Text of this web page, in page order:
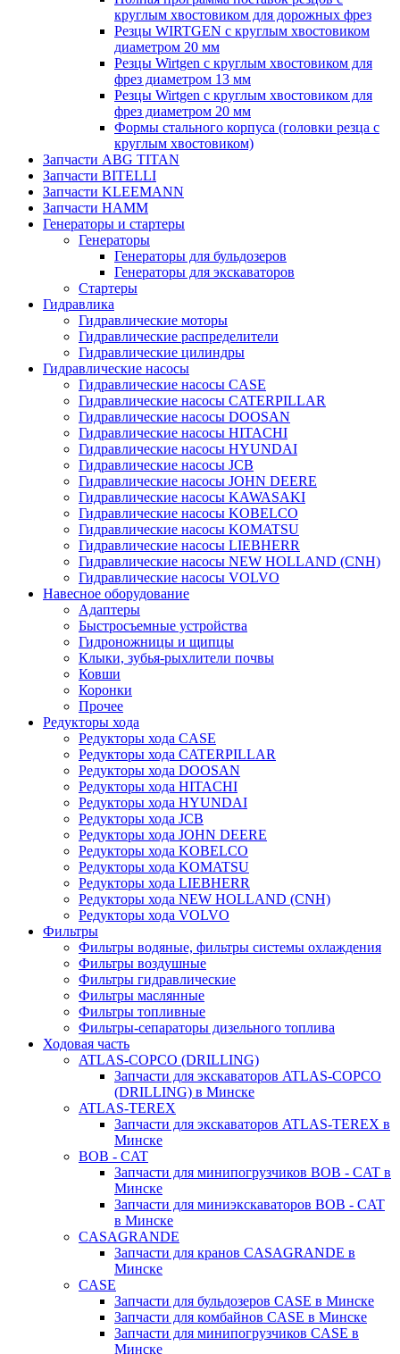
круглым хвостовиком для дорожных фрез
Резцы WIRTGEN с круглым хвостовиком
диаметром 20 мм
Резцы Wirtgen с круглым хвостовиком для
фрез диаметром 13 мм
Резцы Wirtgen с круглым хвостовиком для
фрез диаметром 20 мм
Формы стального корпуса (головки резца с
круглым хвостовиком)
Запчасти ABG TITAN
Запчасти BITELLI
Запчасти KLEEMANN
Запчасти HAMM
Генераторы и стартеры
Генераторы
Генераторы для бульдозеров
Генераторы для экскаваторов
Стартеры
Гидравлика
Гидравлические моторы
Гидравлические распределители
Гидравлические цилиндры
Гидравлические насосы
Гидравлические насосы CASE
Гидравлические насосы CATERPILLAR
Гидравлические насосы DOOSAN
Гидравлические насосы HITACHI
Гидравлические насосы HYUNDAI
Гидравлические насосы JCB
Гидравлические насосы JOHN DEERE
Гидравлические насосы KAWASAKI
Гидравлические насосы KOBELCO
Гидравлические насосы KOMATSU
Гидравлические насосы LIEBHERR
Гидравлические насосы NEW HOLLAND (CNH)
Гидравлические насосы VOLVO
Навесное оборудование
Адаптеры
Быстросъемные устройства
Гидроножницы и щипцы
Клыки, зубья-рыхлители почвы
Ковши
Коронки
Прочее
Редукторы хода
Редукторы хода CASE
Редукторы хода CATERPILLAR
Редукторы хода DOOSAN
Редукторы хода HITACHI
Редукторы хода HYUNDAI
Редукторы хода JCB
Редукторы хода JOHN DEERE
Редукторы хода KOBELCO
Редукторы хода KOMATSU
Редукторы хода LIEBHERR
Редукторы хода NEW HOLLAND (CNH)
Редукторы хода VOLVO
Фильтры
Фильтры водяные, фильтры системы охлаждения
Фильтры воздушные
Фильтры гидравлические
Фильтры маслянные
Фильтры топливные
Фильтры-сепараторы дизельного топлива
Ходовая часть
ATLAS-COPCO (DRILLING)
Запчасти для экскаваторов ATLAS-COPCO
(DRILLING) в Минске
ATLAS-TEREX
Запчасти для экскаваторов ATLAS-TEREX в
Минске
BOB - CAT
Запчасти для минипогрузчиков BOB - CAT в
Минске
Запчасти для миниэкскаваторов BOB - CAT
в Минске
CASAGRANDE
Запчасти для кранов CASAGRANDE в
Минске
CASE
Запчасти для бульдозеров CASE в Минске
Запчасти для комбайнов CASE в Минске
Запчасти для минипогрузчиков CASE в
Минске